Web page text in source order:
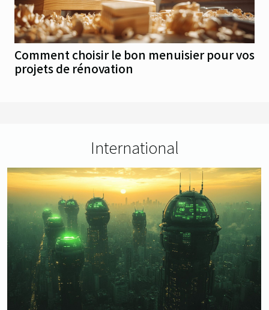
Comment choisir le bon menuisier pour vos
projets de rénovation
International